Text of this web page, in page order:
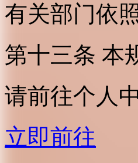
有关部门依
第十三条 本
请前往个人
立即前往